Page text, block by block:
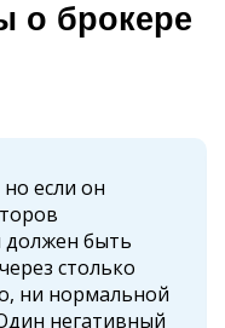
о брокере
если он
должен быть
столько
ни нормальной
негативный